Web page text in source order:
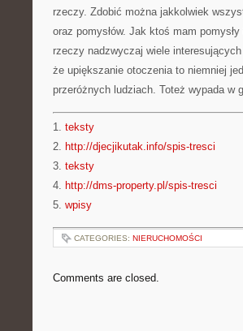
rzeczy. Zdobić można jakkolwiek
oraz pomysłów. Jak ktoś mam
rzeczy nadzwyczaj wiele
że upiększanie otoczenia to niemniej
przeróżnych ludziach. Toteż wypada w
1. teksty
2. http://djecjikutak.info/spis-tresci
3. teksty
4. http://dms-property.pl/spis-tresci
5. wpisy
CATEGORIES: NIERUCHOMOŚCI
Comments are closed.